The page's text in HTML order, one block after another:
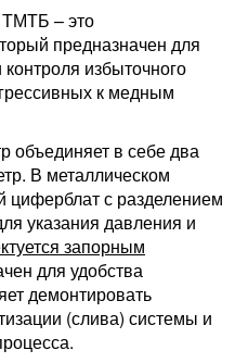
– это
предназначен для
избыточного
к медным
объединяет в себе два
В металлическом
циферблат с разделением
указания давления и
запорным
для удобства
демонтировать
(слива) системы и